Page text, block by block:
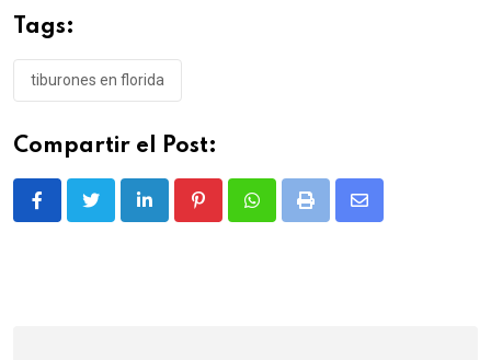
Tags:
tiburones en florida
Compartir el Post:
LinkedIn PinterestWhatsappPrint
Share